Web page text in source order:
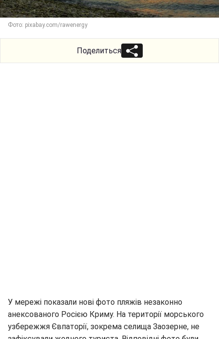
Фото: pixabay.com/rawenergy
Поделиться
У мережі показали нові фото пляжів незаконно
анексованого Росією Криму. На території морського
узбережжя Євпаторії, зокрема селища Заозерне, не